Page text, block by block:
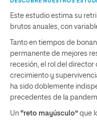
Este estudio estima su
brutos anuales, con
Tanto en tiempos de
permanente de mejores
recesión, el rol del director
crecimiento y
ha sido doblemente
precedentes de la
Un “reto mayúsculo” que